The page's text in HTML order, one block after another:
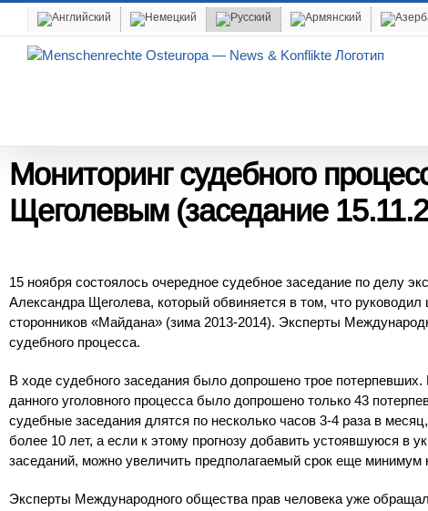
content
Мониторинг судебного
Щеголевым (заседание
15 ноября состоялось очередное судебное заседание по делу
Александра Щеголева, который обвиняется в том, что
сторонников «Майдана» (зима 2013-2014). Эксперты
судебного процесса.
В ходе судебного заседания было допрошено трое
данного уголовного процесса было допрошено только 43
судебные заседания длятся по несколько часов 3-4 раза в
более 10 лет, а если к этому прогнозу добавить устоявшуюся в
заседаний, можно увеличить предполагаемый срок еще минимум
Эксперты Международного общества прав человека уже